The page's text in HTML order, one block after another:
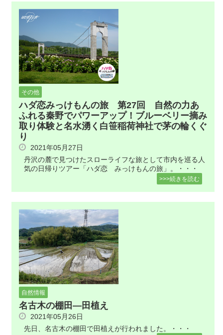
その他
ハダ恋みっけもんの旅 第27回 自然の力あ
ふれる秦野でパワーアップ！ブルーベリー摘み
取り体験と名水湧く白笹稲荷神社で茅の輪くぐ
り
2021年05月27日
丹沢の麓で見つけたスローライフな旅として市内を巡る人
気の日帰りツアー「ハダ恋 みっけもんの旅」。・・・
>>>続きを読む
自然情報
名古木の棚田―田植え
2021年05月26日
先日、名古木の棚田で田植えが行われました。・・・